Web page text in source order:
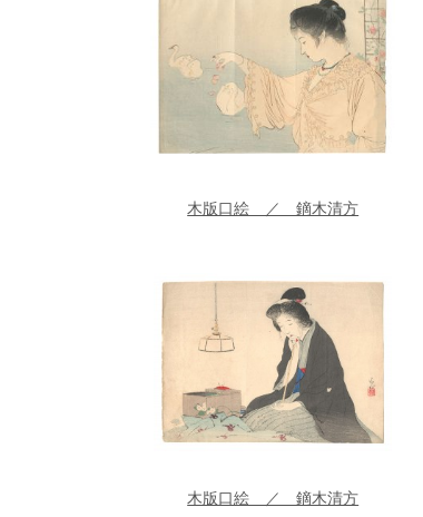
木版口絵 ／ 鏑木清方
木版口絵 ／ 鏑木清方